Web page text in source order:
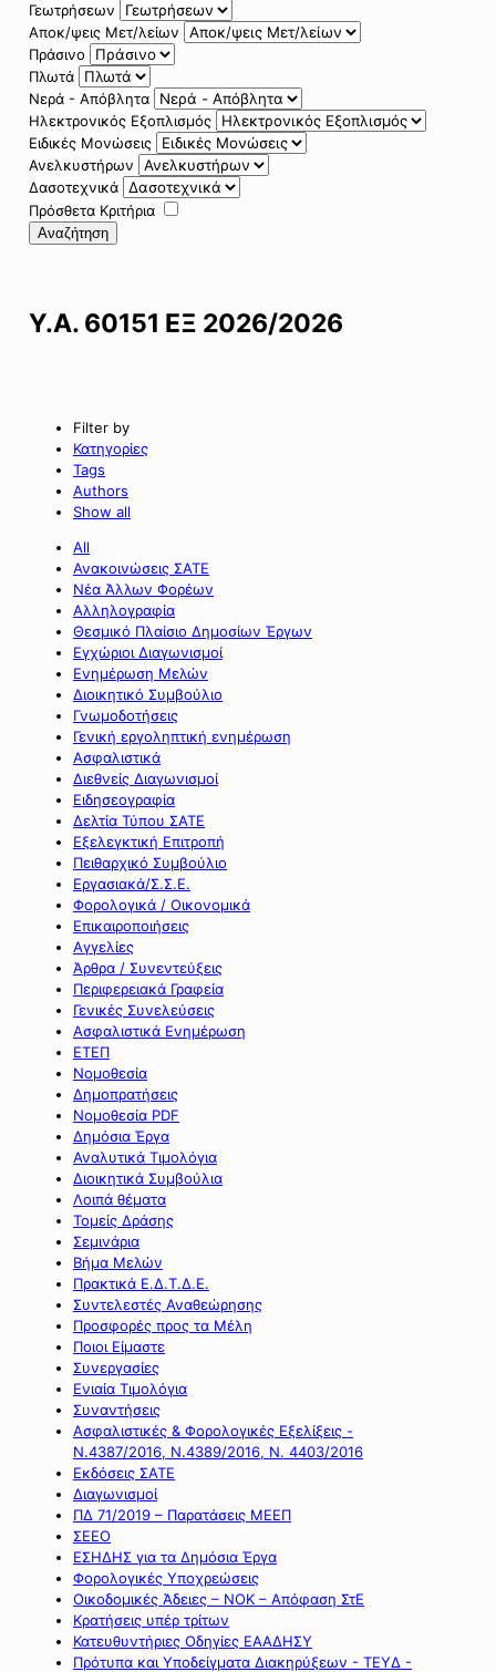
Γεωτρήσεων
Αποκ/ψεις Μετ/λείων
Πράσινο
Πλωτά
Νερά - Απόβλητα
Ηλεκτρονικός Εξοπλισμός
Ειδικές Μονώσεις
Ανελκυστήρων
Δασοτεχνικά
Πρόσθετα Κριτήρια
Αναζήτηση
Υ.Α. 60151 ΕΞ 2026/2026
Filter by
Κατηγορίες
Tags
Authors
Show all
All
Ανακοινώσεις ΣΑΤΕ
Νέα Άλλων Φορέων
Αλληλογραφία
Θεσμικό Πλαίσιο Δημοσίων Έργων
Εγχώριοι Διαγωνισμοί
Ενημέρωση Μελών
Διοικητικό Συμβούλιο
Γνωμοδοτήσεις
Γενική εργοληπτική ενημέρωση
Ασφαλιστικά
Διεθνείς Διαγωνισμοί
Ειδησεογραφία
Δελτία Τύπου ΣΑΤΕ
Εξελεγκτική Επιτροπή
Πειθαρχικό Συμβούλιο
Εργασιακά/Σ.Σ.Ε.
Φορολογικά / Οικονομικά
Επικαιροποιήσεις
Αγγελίες
Άρθρα / Συνεντεύξεις
Περιφερειακά Γραφεία
Γενικές Συνελεύσεις
Ασφαλιστικά Ενημέρωση
ΕΤΕΠ
Νομοθεσία
Δημοπρατήσεις
Νομοθεσία PDF
Δημόσια Έργα
Αναλυτικά Τιμολόγια
Διοικητικά Συμβούλια
Λοιπά θέματα
Τομείς Δράσης
Σεμινάρια
Βήμα Μελών
Πρακτικά Ε.Δ.Τ.Δ.Ε.
Συντελεστές Αναθεώρησης
Προσφορές προς τα Μέλη
Ποιοι Είμαστε
Συνεργασίες
Ενιαία Τιμολόγια
Συναντήσεις
Ασφαλιστικές & Φορολογικές Εξελίξεις -
Ν.4387/2016, Ν.4389/2016, Ν. 4403/2016
Εκδόσεις ΣΑΤΕ
Διαγωνισμοί
ΠΔ 71/2019 – Παρατάσεις ΜΕΕΠ
ΣΕΕΟ
ΕΣΗΔΗΣ για τα Δημόσια Έργα
Φορολογικές Υποχρεώσεις
Οικοδομικές Άδειες – ΝΟΚ – Απόφαση ΣτΕ
Κρατήσεις υπέρ τρίτων
Κατευθυντήριες Οδηγίες ΕΑΑΔΗΣΥ
Πρότυπα και Υποδείγματα Διακηρύξεων - ΤΕΥΔ -